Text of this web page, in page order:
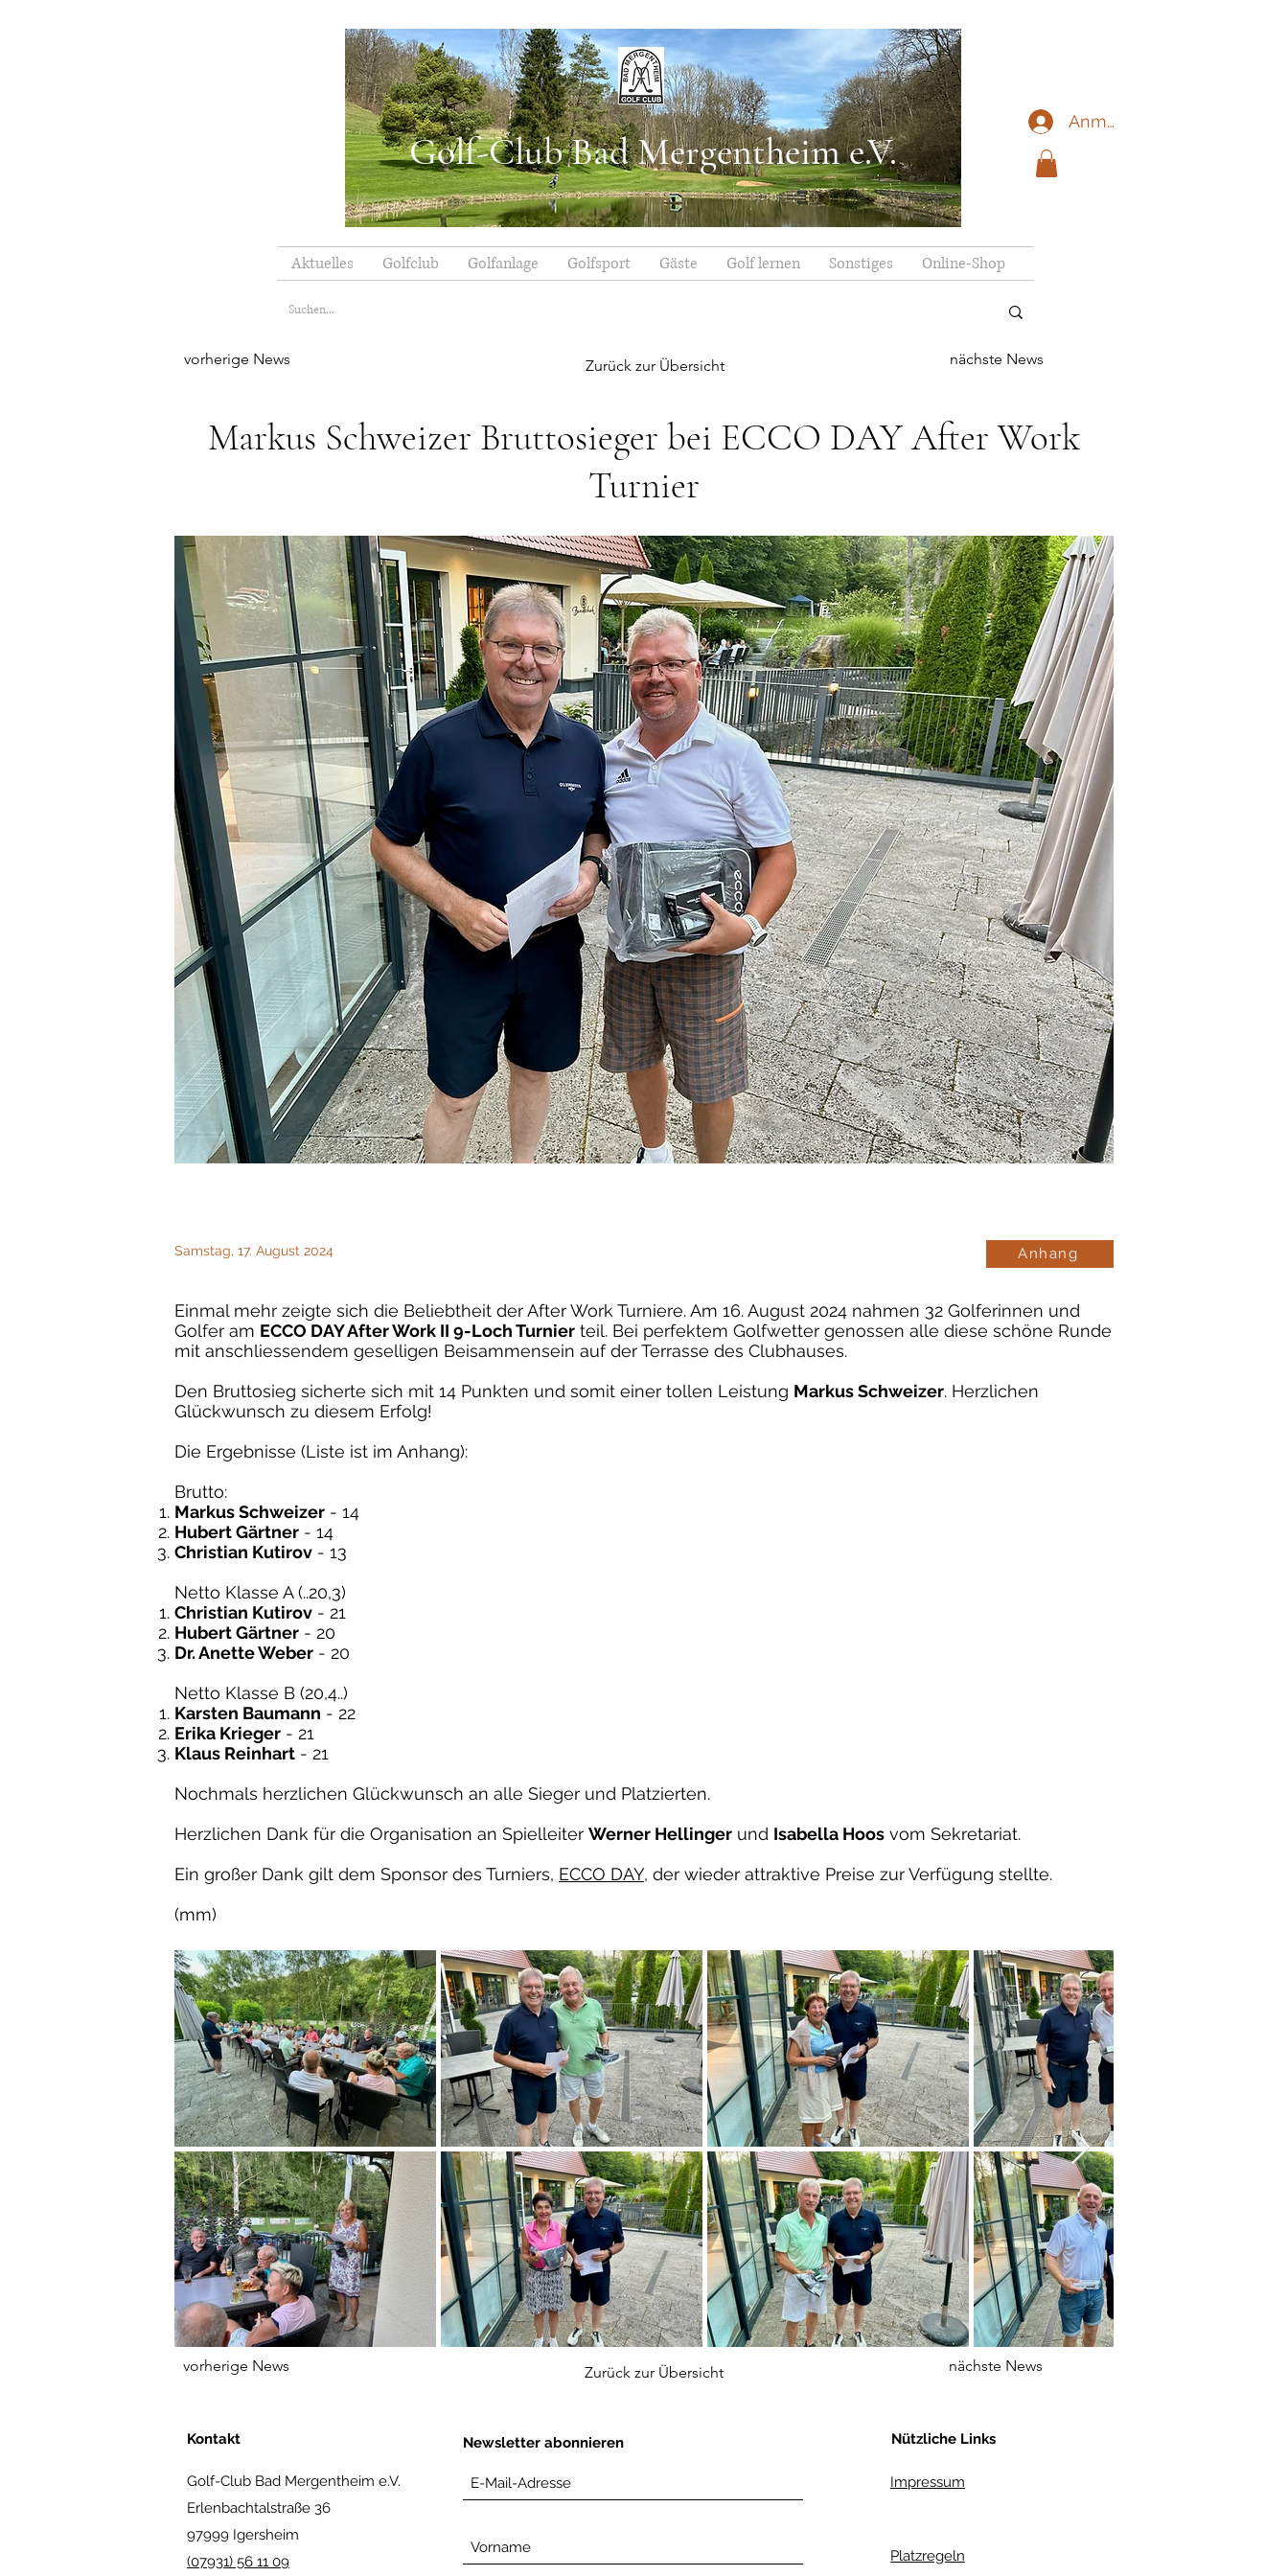
Golf-Club Bad Mergentheim e.V.
Anmelden
Aktuelles Golfclub Golfanlage Golfsport Gäste Golf lernen Sonstiges Online-Shop
vorherige News Zurück zur Übersicht nächste News
Markus Schweizer Bruttosieger bei ECCO DAY After Work
Turnier
Samstag, 17. August 2024 Anhang
Einmal mehr zeigte sich die Beliebtheit der After Work Turniere. Am 16. August 2024 nahmen 32 Golferinnen und
Golfer am ECCO DAY After Work II 9-Loch Turnier teil. Bei perfektem Golfwetter genossen alle diese schöne Runde
mit anschliessendem geselligen Beisammensein auf der Terrasse des Clubhauses.
Den Bruttosieg sicherte sich mit 14 Punkten und somit einer tollen Leistung Markus Schweizer. Herzlichen
Glückwunsch zu diesem Erfolg!
Die Ergebnisse (Liste ist im Anhang):
Brutto:
Markus Schweizer - 14
Hubert Gärtner - 14
Christian Kutirov - 13
Netto Klasse A (..20,3)
Christian Kutirov - 21
Hubert Gärtner - 20
Dr. Anette Weber - 20
Netto Klasse B (20,4..)
Karsten Baumann - 22
Erika Krieger - 21
Klaus Reinhart - 21
Nochmals herzlichen Glückwunsch an alle Sieger und Platzierten.
Herzlichen Dank für die Organisation an Spielleiter Werner Hellinger und Isabella Hoos vom Sekretariat.
Ein großer Dank gilt dem Sponsor des Turniers, ECCO DAY, der wieder attraktive Preise zur Verfügung stellte.
(mm)
vorherige News Zurück zur Übersicht nächste News
Kontakt
Golf-Club Bad Mergentheim e.V.
Erlenbachtalstraße 36
97999 Igersheim
(07931) 56 11 09
Newsletter abonnieren Nützliche Links
Impressum
Platzregeln